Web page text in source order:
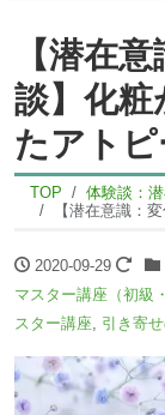
【潜在
談】化粧
たアトピ
TOP 体験談：
【潜在意識：変化・
2020-09-29
マスター講座（初級
スター講座 引き寄